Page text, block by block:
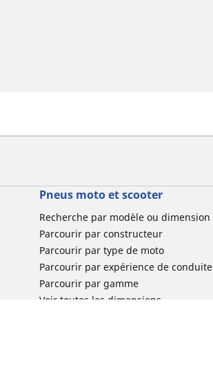
Pneus moto et scooter
Recherche par modèle ou dimension
Parcourir par constructeur
Parcourir par type de moto
Parcourir par expérience de conduite
Parcourir par gamme
Voir toutes les dimensions